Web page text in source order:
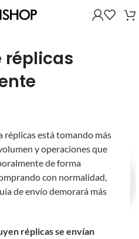
réplicas
réplicas está tomando más
y operaciones que
de forma
con normalidad,
de envío demorará más
réplicas se envían